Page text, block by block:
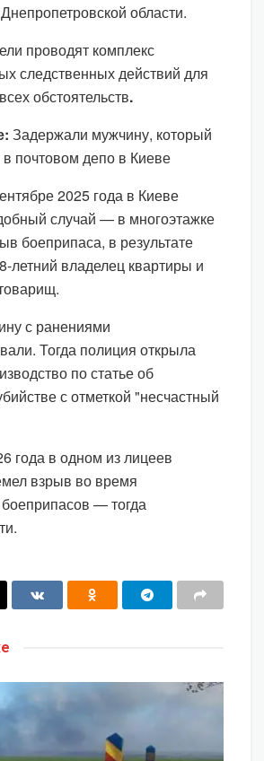
области.
проводят комплекс
следственных действий для
обстоятельств.
Задержали мужчину, который
почтовом депо в Киеве
2025 года в Киеве
случай — в многоэтажке
боеприпаса, в результате
летний владелец квартиры и
с ранениями
Тогда полиция открыла
по статье об
с отметкой "несчастный
года в одном из лицеев
взрыв во время
— тогда